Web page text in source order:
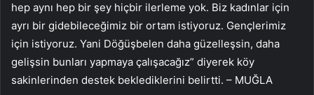
hep aynı hep bir şey hiçbir ilerleme yok. Biz kadınlar için
ayrı bir gidebileceğimiz bir ortam istiyoruz. Gençlerimiz
için istiyoruz. Yani Döğüşbelen daha güzelleşsin, daha
gelişsin bunları yapmaya çalışacağız” diyerek köy
sakinlerinden destek beklediklerini belirtti. – MUĞLA